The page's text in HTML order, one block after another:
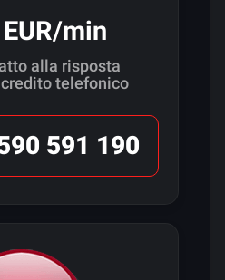
EUR/min
alla risposta
telefonico
591 190